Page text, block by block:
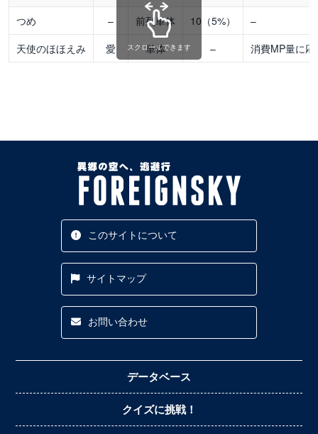
つめ
– 前列単体 10（5%）
–
天使のほほえみ
愛 単体 – 消費MP量に
スクロールできます
このサイトについて
サイトマップ
お問い合わせ
データベース
クイズに挑戦！